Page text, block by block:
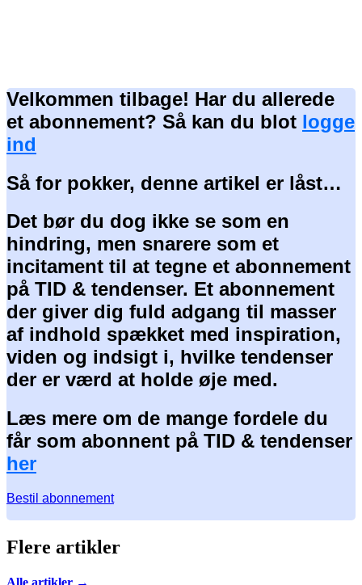
Velkommen tilbage! Har du allerede
et abonnement? Så kan du blot logge
ind
Så for pokker, denne artikel er låst…
Det bør du dog ikke se som en
hindring, men snarere som et
incitament til at tegne et abonnement
på TID & tendenser. Et abonnement
der giver dig fuld adgang til masser
af indhold spækket med inspiration,
viden og indsigt i, hvilke tendenser
der er værd at holde øje med.
Læs mere om de mange fordele du
får som abonnent på TID & tendenser
her
Bestil abonnement
Flere artikler